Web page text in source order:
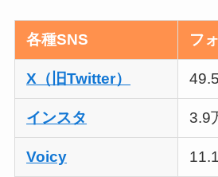
各種SNS フ
X（旧Twitter）
インスタ 3.9
Voicy